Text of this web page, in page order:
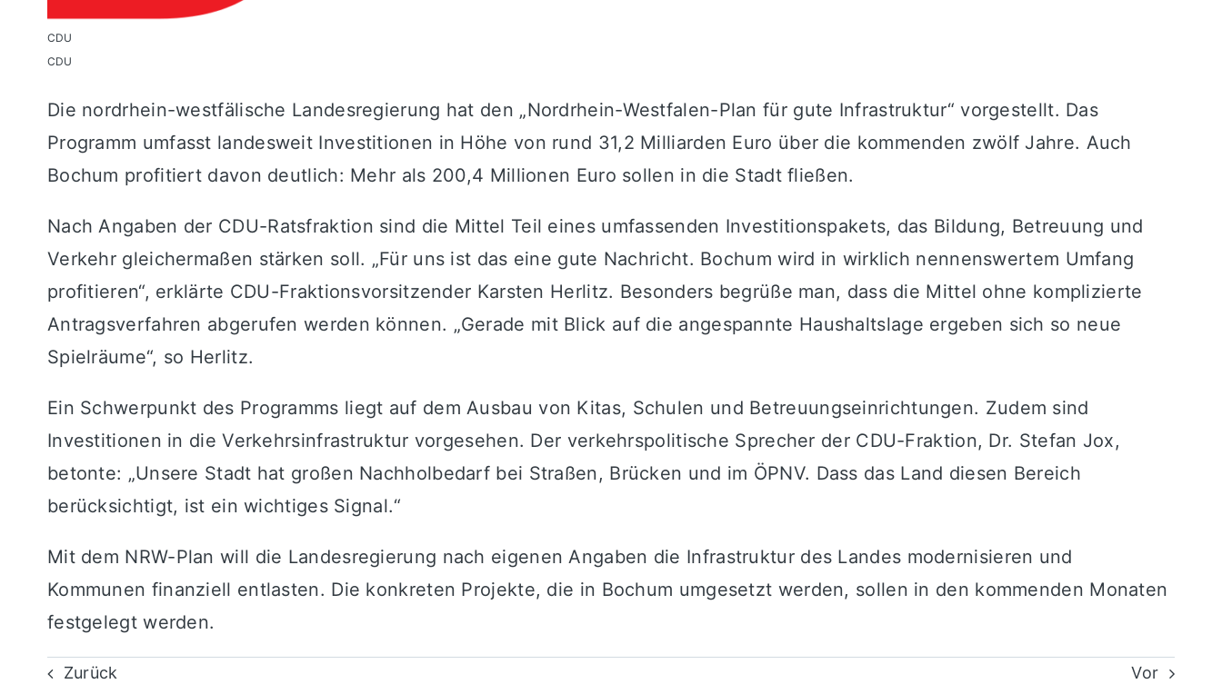
CDU
CDU
Die nordrhein-westfälische Landesregierung hat den „Nordrhein-Westfalen-Plan für gute Infrastruktur“ vorgestellt. Das
Programm umfasst landesweit Investitionen in Höhe von rund 31,2 Milliarden Euro über die kommenden zwölf Jahre. Auch
Bochum profitiert davon deutlich: Mehr als 200,4 Millionen Euro sollen in die Stadt fließen.
Nach Angaben der CDU-Ratsfraktion sind die Mittel Teil eines umfassenden Investitionspakets, das Bildung, Betreuung und
Verkehr gleichermaßen stärken soll. „Für uns ist das eine gute Nachricht. Bochum wird in wirklich nennenswertem Umfang
profitieren“, erklärte CDU-Fraktionsvorsitzender Karsten Herlitz. Besonders begrüße man, dass die Mittel ohne komplizierte
Antragsverfahren abgerufen werden können. „Gerade mit Blick auf die angespannte Haushaltslage ergeben sich so neue
Spielräume“, so Herlitz.
Ein Schwerpunkt des Programms liegt auf dem Ausbau von Kitas, Schulen und Betreuungseinrichtungen. Zudem sind
Investitionen in die Verkehrsinfrastruktur vorgesehen. Der verkehrspolitische Sprecher der CDU-Fraktion, Dr. Stefan Jox,
betonte: „Unsere Stadt hat großen Nachholbedarf bei Straßen, Brücken und im ÖPNV. Dass das Land diesen Bereich
berücksichtigt, ist ein wichtiges Signal.“
Mit dem NRW-Plan will die Landesregierung nach eigenen Angaben die Infrastruktur des Landes modernisieren und
Kommunen finanziell entlasten. Die konkreten Projekte, die in Bochum umgesetzt werden, sollen in den kommenden Monaten
festgelegt werden.
Zurück Vor